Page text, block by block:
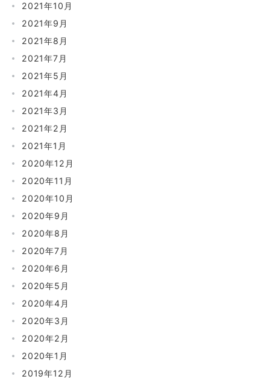
2021年10月
2021年9月
2021年8月
2021年7月
2021年5月
2021年4月
2021年3月
2021年2月
2021年1月
2020年12月
2020年11月
2020年10月
2020年9月
2020年8月
2020年7月
2020年6月
2020年5月
2020年4月
2020年3月
2020年2月
2020年1月
2019年12月